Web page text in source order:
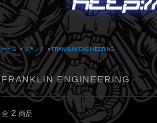
ホーム >ブランド >FRANKLIN ENGINEERING
FRANKLIN ENGINEERING
全 2 商品